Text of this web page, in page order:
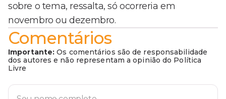
sobre o tema, ressalta, só ocorreria em
novembro ou dezembro.
Comentários
Importante: Os comentários são de responsabilidade
dos autores e não representam a opinião do Política
Livre